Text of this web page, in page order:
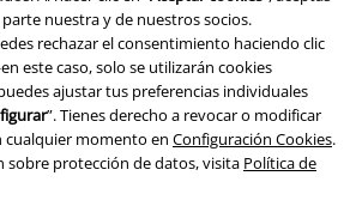
nuestra y de nuestros socios.
rechazar el consentimiento haciendo clic
este caso, solo se utilizarán cookies
ajustar tus preferencias individuales
”. Tienes derecho a revocar o modificar
momento en Configuración Cookies.
sobre protección de datos, visita Política de
Seguridad